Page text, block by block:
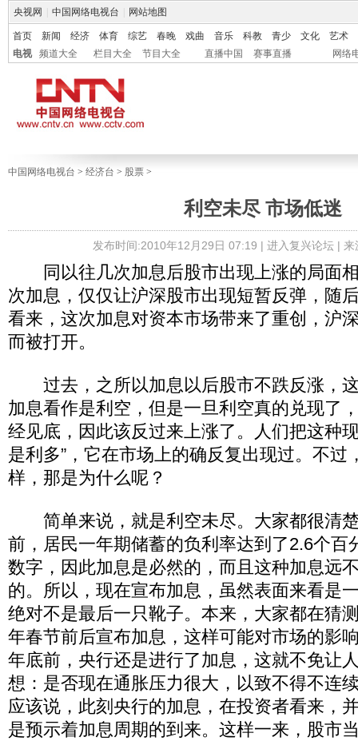
央视网 中国网络电视台 网站地图
首页 新闻 经济 体育 综艺 春晚 戏曲 音乐 科教 青少 文化
艺术
电视
频道大全 栏目大全 节目大全 直播中国 赛事直播 网络
中国网络电视台 > 经济台 > 股票 >
利空未尽 市场低迷
发布时间:2010年12月29日 07:19 | 进入复兴论坛| 来
同以往几次加息后股市出现上涨的局面
次加息，仅仅让沪深股市出现短暂反弹，随
看来，这次加息对资本市场带来了重创，沪
而被打开。
过去，之所以加息以后股市不跌反涨，
加息看作是利空，但是一旦利空真的兑现了
经见底，因此该反过来上涨了。人们把这种
是利多”，它在市场上的确反复出现过。不过
样，那是为什么呢？
简单来说，就是利空未尽。大家都很清
前，居民一年期储蓄的负利率达到了2.6个百
数字，因此加息是必然的，而且这种加息远
的。所以，现在宣布加息，虽然表面来看是
绝对不是最后一只靴子。本来，大家都在猜
年春节前后宣布加息，这样可能对市场的影
年底前，央行还是进行了加息，这就不免让
想：是否现在通胀压力很大，以致不得不连
应该说，此刻央行的加息，在投资者看来，
是预示着加息周期的到来。这样一来，股市